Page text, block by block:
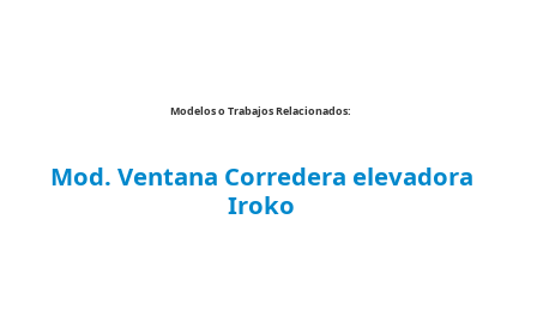
Modelos o Trabajos Relacionados:
Mod. Ventana Corredera elevadora
Iroko